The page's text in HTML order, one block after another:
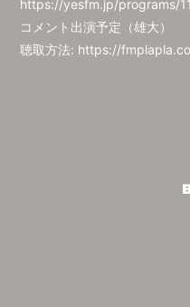
https://yesfm.jp/programs/
コメント出演予定（雄大）
聴取方法: https://